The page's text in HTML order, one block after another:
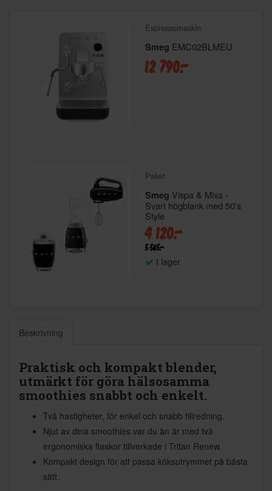
Espressomaskin
Smeg EMC02BLMEU
12 790:-
Paket
Smeg Vispa & Mixa -
Svart högblank med 50's
Style
4 120:-
5 585:-
I lager
Beskrivning
Praktisk och kompakt blender,
utmärkt för göra hälsosamma
smoothies snabbt och enkelt.
Två hastigheter, för enkel och snabb tillredning.
Njut av dina smoothies var du än är med två
ergonomiska flaskor tillverkade i Tritan Renew.
Kompakt design för att passa köksutrymmet på bästa
sätt.